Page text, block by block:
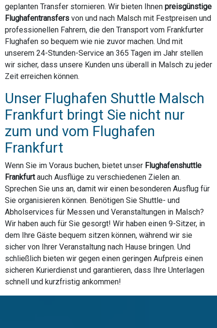
geplanten Transfer stornieren. Wir bieten Ihnen preisgünstige
Flughafentransfers von und nach Malsch mit Festpreisen und
professionellen Fahrern, die den Transport vom Frankfurter
Flughafen so bequem wie nie zuvor machen. Und mit
unserem 24-Stunden-Service an 365 Tagen im Jahr stellen
wir sicher, dass unsere Kunden uns überall in Malsch zu jeder
Zeit erreichen können.
Unser Flughafen Shuttle Malsch
Frankfurt bringt Sie nicht nur
zum und vom Flughafen
Frankfurt
Wenn Sie im Voraus buchen, bietet unser Flughafenshuttle
Frankfurtauch Ausflüge zu verschiedenen Zielen an.
Sprechen Sie uns an, damit wir einen besonderen Ausflug für
Sie organisieren können. Benötigen Sie Shuttle- und
Abholservices für Messen und Veranstaltungen in Malsch?
Wir haben auch für Sie gesorgt! Wir haben einen 9-Sitzer, in
dem Ihre Gäste bequem sitzen können, während wir sie
sicher von Ihrer Veranstaltung nach Hause bringen. Und
schließlich bieten wir gegen einen geringen Aufpreis einen
sicheren Kurierdienst und garantieren, dass Ihre Unterlagen
schnell und kurzfristig ankommen!